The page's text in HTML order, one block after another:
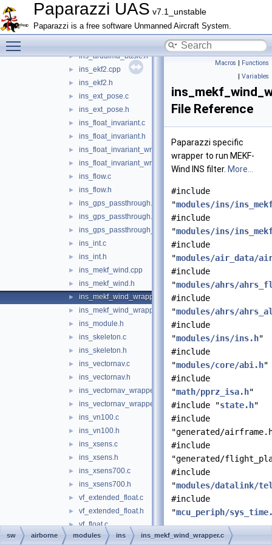
Paparazzi UAS v7.1_unstable
Paparazzi is a free software Unmanned Aircraft System.
ins_alt_float.h
► ins_arduimu.c
► ins_arduimu.h
► ins_arduimu_basic.h
► ins_ekf2.cpp
► ins_ekf2.h
► ins_ext_pose.c
► ins_ext_pose.h
► ins_float_invariant.c
► ins_float_invariant.h
► ins_float_invariant_wrapper.c
► ins_float_invariant_wrapper.h
► ins_flow.c
► ins_flow.h
► ins_gps_passthrough.c
► ins_gps_passthrough.h
► ins_gps_passthrough_utm.c
► ins_int.c
► ins_int.h
► ins_mekf_wind.cpp
► ins_mekf_wind.h
► ins_mekf_wind_wrapper.c
► ins_mekf_wind_wrapper.h
► ins_module.h
► ins_skeleton.c
► ins_skeleton.h
► ins_vectornav.c
► ins_vectornav.h
► ins_vectornav_wrapper.c
► ins_vectornav_wrapper.h
► ins_vn100.c
► ins_vn100.h
► ins_xsens.c
► ins_xsens.h
► ins_xsens700.c
► ins_xsens700.h
► vf_extended_float.c
► vf_extended_float.h
► vf_float.c
► vf_float.h
Macros | Functions
| Variables
File Reference
Paparazzi specific
wrapper to run MEKF-
Wind INS filter. More...
#include
"modules/ins/
#include
"modules/ins/
#include
"modules/air_data/
#include
"modules/ahrs/
#include
"modules/ahrs/
#include
"modules/ins/ins.h"
#include
"modules/core/abi.h"
#include
"math/pprz_isa.h"
#include "state.h"
#include
"generated/
#include
"generated/
#include
"modules/datalink/
#include
"mcu_periph/
Include dependency
sw airborne modules ins ins_mekf_wind_wrapper.c